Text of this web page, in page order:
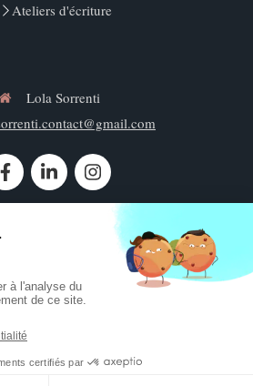
Ateliers d'écriture
Lola Sorrenti
éditorial